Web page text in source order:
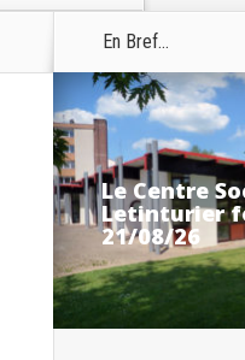
En Bref...
Le Centre
Letinturier
21/08/26